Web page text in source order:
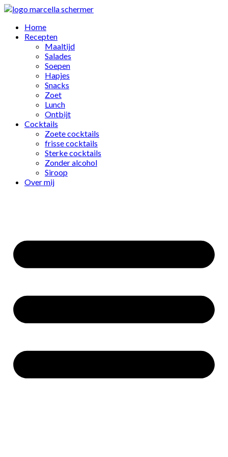
Home
Recepten
Maaltijd
Salades
Soepen
Hapjes
Snacks
Zoet
Lunch
Ontbijt
Cocktails
Zoete cocktails
frisse cocktails
Sterke cocktails
Zonder alcohol
Siroop
Over mij